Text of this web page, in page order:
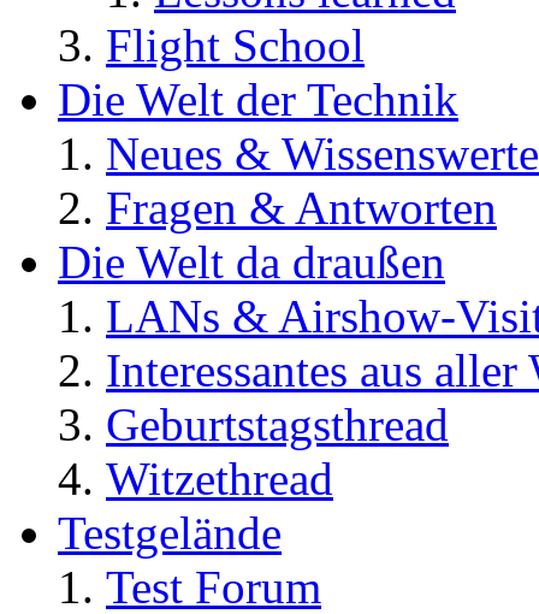
Flight School
Die Welt der Technik
Neues &
Fragen & Antworten
Die Welt da draußen
LANs & Airshow-
Interessantes aus aller
Geburtstagsthread
Witzethread
Testgelände
Test Forum